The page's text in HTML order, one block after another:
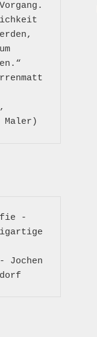
-
Jochen